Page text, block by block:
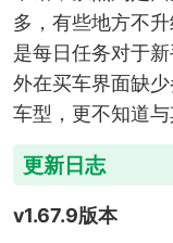
多，有些地方不
是每日任务对于
外在买车界面缺
车型，更不知道与
更新日志
v1.67.9版本